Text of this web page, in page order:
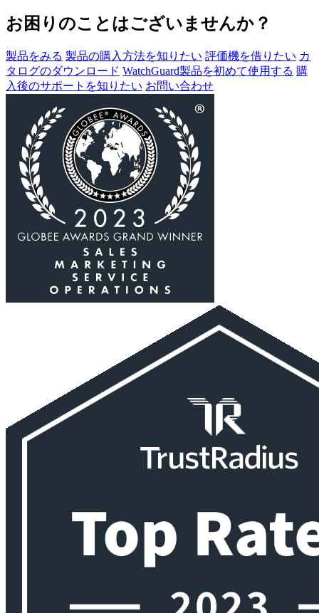
お困りのことはございませんか？
製品をみる 製品の購入方法を知りたい 評価機を借りたい カ
タログのダウンロード WatchGuard製品を初めて使用する 購
入後のサポートを知りたい お問い合わせ